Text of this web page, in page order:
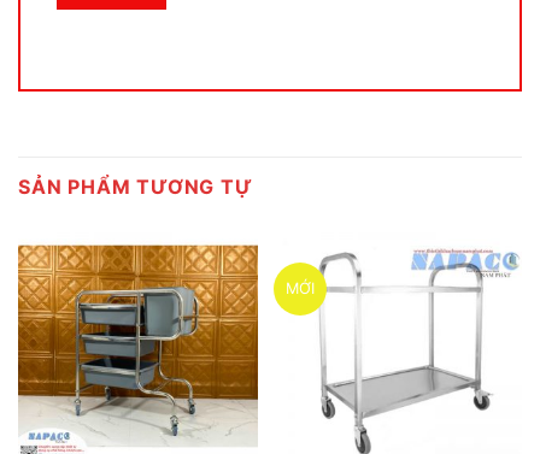
SẢN PHẨM TƯƠNG TỰ
MỚI